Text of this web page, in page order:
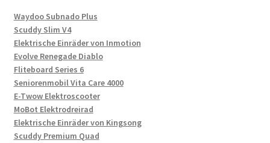
Waydoo Subnado Plus
Scuddy Slim V4
Elektrische Einräder von Inmotion
Evolve Renegade Diablo
Fliteboard Series 6
Seniorenmobil Vita Care 4000
E-Twow Elektroscooter
MoBot Elektrodreirad
Elektrische Einräder von Kingsong
Scuddy Premium Quad